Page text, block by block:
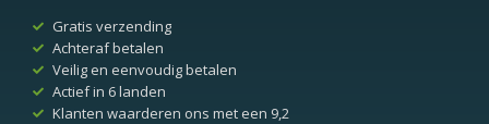
Gratis verzending
Achteraf betalen
Veilig en eenvoudig betalen
Actief in 6 landen
Klanten waarderen ons met een 9,2